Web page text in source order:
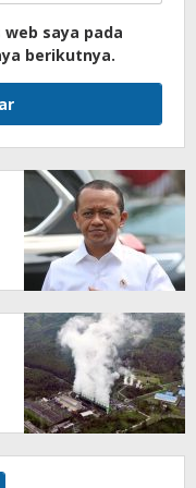
saya pada
berikutnya.